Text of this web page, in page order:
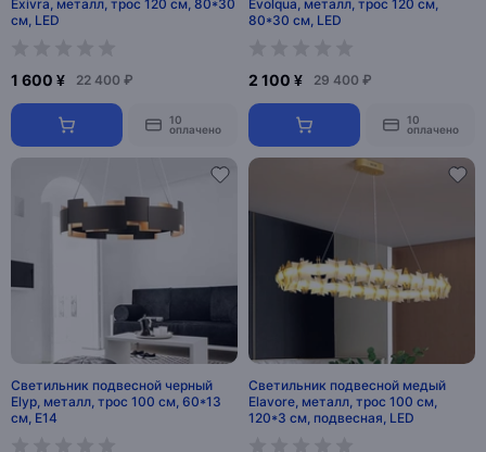
Exivra, металл, трос 120 см, 80*30
см, LED
1 600 ¥ 22 400 ₽
10
оплачено
Evolqua, металл, трос 120 см,
80*30 см, LED
2 100 ¥ 29 400 ₽
10
оплачено
Светильник подвесной черный
Elyp, металл, трос 100 см, 60*13
см, E14
Светильник подвесной медый
Elavore, металл, трос 100 см,
120*3 см, подвесная, LED